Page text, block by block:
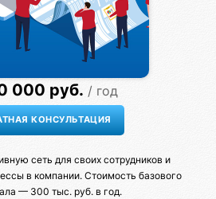
000 руб. / год
сеть для своих сотрудников и
в компании. Стоимость базового
— 300 тыс. руб. в год.